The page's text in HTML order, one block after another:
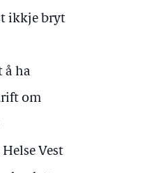
ikkje bryt
å ha
om
Vest